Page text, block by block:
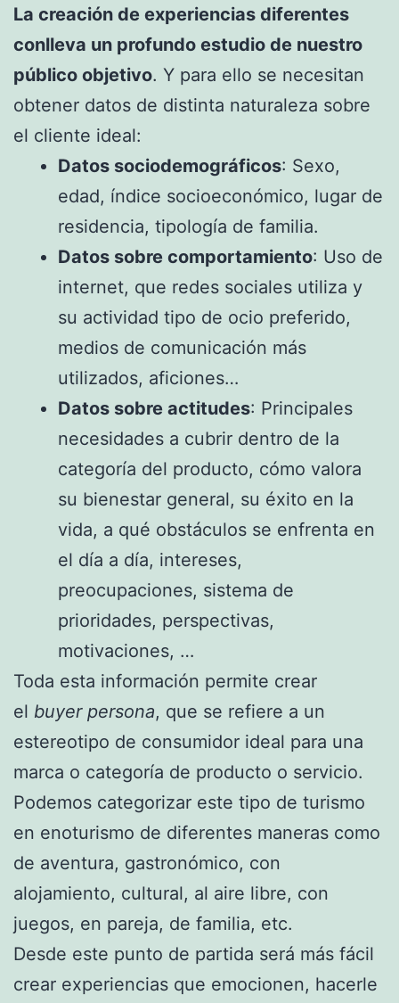
La creación de experiencias diferentes
conlleva un profundo estudio de nuestro
público objetivo. Y para ello se necesitan
obtener datos de distinta naturaleza sobre
el cliente ideal:
Datos sociodemográficos: Sexo,
edad, índice socioeconómico, lugar de
residencia, tipología de familia.
Datos sobre comportamiento: Uso de
internet, que redes sociales utiliza y
su actividad tipo de ocio preferido,
medios de comunicación más
utilizados, aficiones…
Datos sobre actitudes: Principales
necesidades a cubrir dentro de la
categoría del producto, cómo valora
su bienestar general, su éxito en la
vida, a qué obstáculos se enfrenta en
el día a día, intereses,
preocupaciones, sistema de
prioridades, perspectivas,
motivaciones, …
Toda esta información permite crear
el buyer persona, que se refiere a un
estereotipo de consumidor ideal para una
marca o categoría de producto o servicio.
Podemos categorizar este tipo de turismo
en enoturismo de diferentes maneras como
de aventura, gastronómico, con
alojamiento, cultural, al aire libre, con
juegos, en pareja, de familia, etc.
Desde este punto de partida será más fácil
crear experiencias que emocionen, hacerle